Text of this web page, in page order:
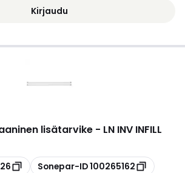
Kirjaudu
lisätarvike - LN INV INFILL
Kopioi
Sonepar-ID100265162